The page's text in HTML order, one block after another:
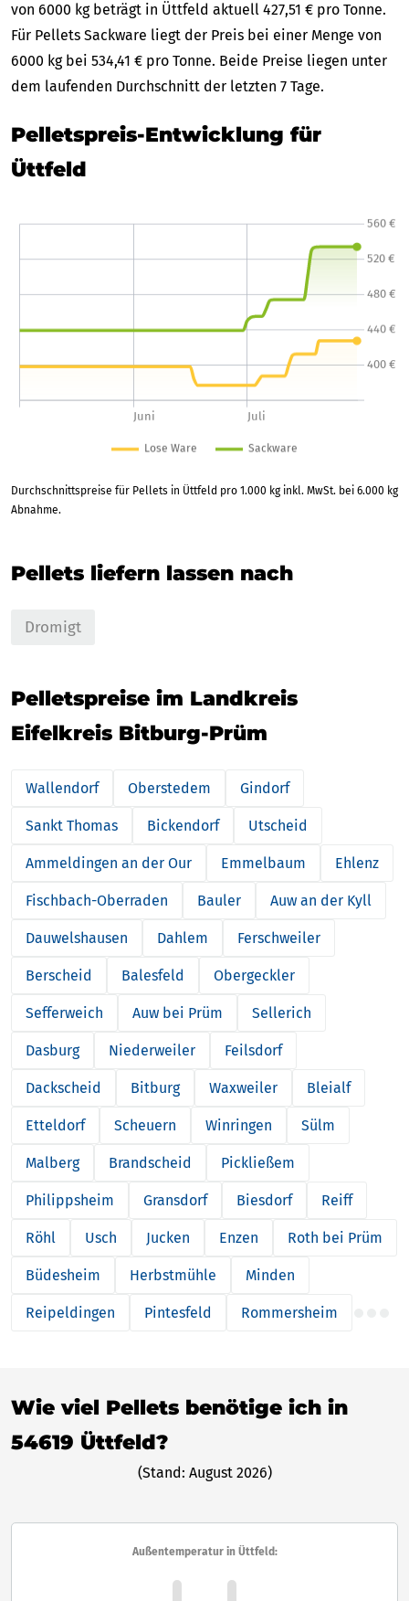
von 6000 kg beträgt in Üttfeld aktuell 427,51 € pro Tonne.
Für Pellets Sackware liegt der Preis bei einer Menge von
6000 kg bei 534,41 € pro Tonne. Beide Preise liegen unter
dem laufenden Durchschnitt der letzten 7 Tage.
Pelletspreis-Entwicklung für
Üttfeld
Durchschnittspreise für Pellets in Üttfeld pro 1.000 kg inkl. MwSt. bei 6.000 kg
Abnahme.
Pellets liefern lassen nach
Dromigt
Pelletspreise im Landkreis
Eifelkreis Bitburg-Prüm
Wallendorf Oberstedem Gindorf
Sankt Thomas Bickendorf Utscheid
Ammeldingen an der Our Emmelbaum Ehlenz
Fischbach-Oberraden Bauler Auw an der Kyll
Dauwelshausen Dahlem Ferschweiler
Berscheid Balesfeld Obergeckler
Sefferweich Auw bei Prüm Sellerich
Dasburg Niederweiler Feilsdorf
Dackscheid Bitburg Waxweiler Bleialf
Etteldorf Scheuern Winringen Sülm
Malberg Brandscheid Pickließem
Philippsheim Gransdorf Biesdorf Reiff
Röhl Usch Jucken Enzen Roth bei Prüm
Büdesheim Herbstmühle Minden
Reipeldingen Pintesfeld Rommersheim
Wie viel Pellets benötige ich in
54619 Üttfeld?
(Stand: August 2026)
Außentemperatur in Üttfeld: